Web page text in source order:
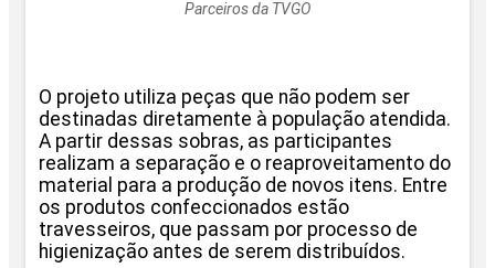
Parceiros da TVGO
O projeto utiliza peças que não podem ser
destinadas diretamente à população atendida.
A partir dessas sobras, as participantes
realizam a separação e o reaproveitamento do
material para a produção de novos itens. Entre
os produtos confeccionados estão
travesseiros, que passam por processo de
higienização antes de serem distribuídos.